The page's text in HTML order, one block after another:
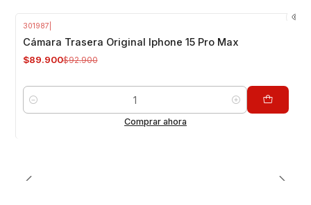
301987
Cámara Trasera Original Iphone 15 Pro Max
$89.900$92.900
Cantidad
Comprar ahora